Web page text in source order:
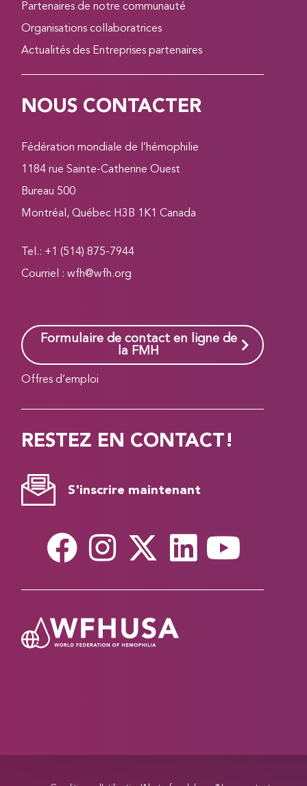
Partenaires de notre communauté
Organisations collaboratrices
Actualités des Entreprises partenaires
NOUS CONTACTER
Fédération mondiale de l’hémophilie
1184 rue Sainte-Catherine Ouest
Bureau 500
Montréal, Québec H3B 1K1 Canada
Tel.: +1 (514) 875-7944
Courriel :wfh@wfh.org
Formulaire de contact en ligne de
la FMH
Offres d’emploi
RESTEZ EN CONTACT!
S'inscrire maintenant